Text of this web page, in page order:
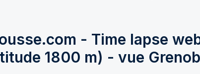
- Time lapse
1800 m) - vue